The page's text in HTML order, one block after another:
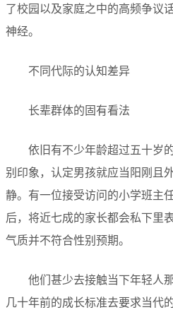
了校园以及家庭之中的高频争议
神经。
不同代际的认知差异
长辈群体的固有看法
依旧有不少年龄超过五十岁
别印象，认定男孩就应当阳刚且
静。有一位接受访问的小学班主
后，将近七成的家长都会私下里
气质并不符合性别预期。
他们甚少去接触当下年轻人
几十年前的成长标准去要求当代